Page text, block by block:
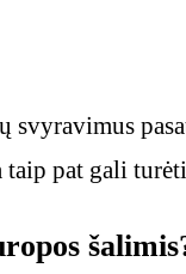
svyravimus
pat gali